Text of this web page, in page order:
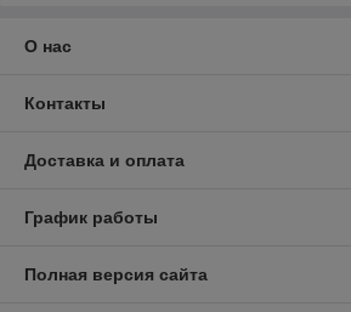
О нас
Контакты
Доставка и оплата
График работы
Полная версия сайта